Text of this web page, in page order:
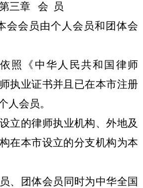
三章 会 员
会会员由个人会员和团体会
依照《中华人民共和国律师
执业证书并且已在本市注册
人会员。
立的律师执业机构、外地及
在本市设立的分支机构为本
、团体会员同时为中华全国